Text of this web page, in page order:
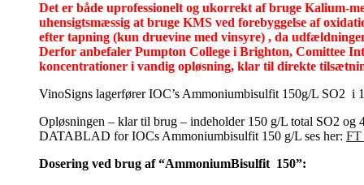
Det er både uprofessionelt og ukorrekt af bruge Kalium-
uhensigtsmæssig at bruge KMS ved forebyggelse af
efter tapning (kun druevine med vinsyre) , da
Derfor anbefaler Pumpton College i Brighton, Comittee
koncentrationer i vandig opløsning, klar til direkte
VinoSigns lagerfører IOC’s Ammoniumbisulfit 150g/L SO2 i
Opløsningen – klar til brug – indeholder 150 g/L total SO2 og
DATABLAD for IOCs Ammoniumbisulfit 150 g/L ses her:
Dosering ved brug af “AmmoniumBisulfit 150”: